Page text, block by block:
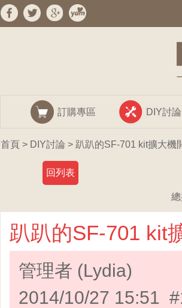
訂購專區 DIY討論
首頁 > DIY討論 > 趴趴的SF-701 kit擴大機
回列表
趴趴的SF-701 kit
管理者 (Lydia)
2014/10/27 15:51